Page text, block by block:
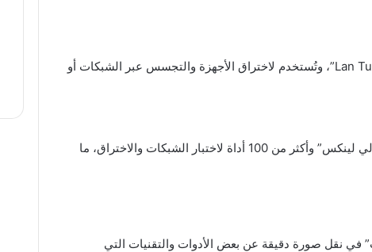
من بينها “Bad USB”، “USB Rubber Ducky”، و”Lan Turtle”، وتُستخدم لاختراق الأجهزة والتجسس عبر الشبكات أو
هاتف مبني على “Google Nexus 4″، مزوّد بنظام “كالي لينكس” وأكثر من 100 أداة لاختبار الشبكات والاختراق، ما
في نقل صورة دقيقة عن بعض الأدوات والتقنيات التي